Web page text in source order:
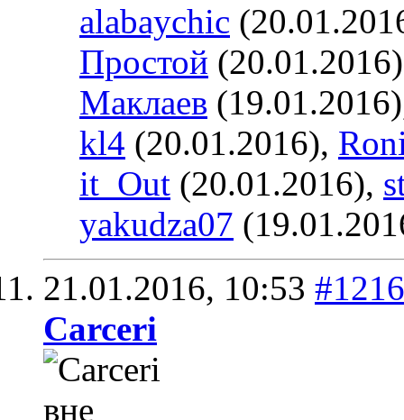
alabaychic
Простой
Маклаев
kl4 (20.01.2016),
it_Out (20.01.2016),
yakudza07
21.01.2016, 10:53 #1216
Carceri